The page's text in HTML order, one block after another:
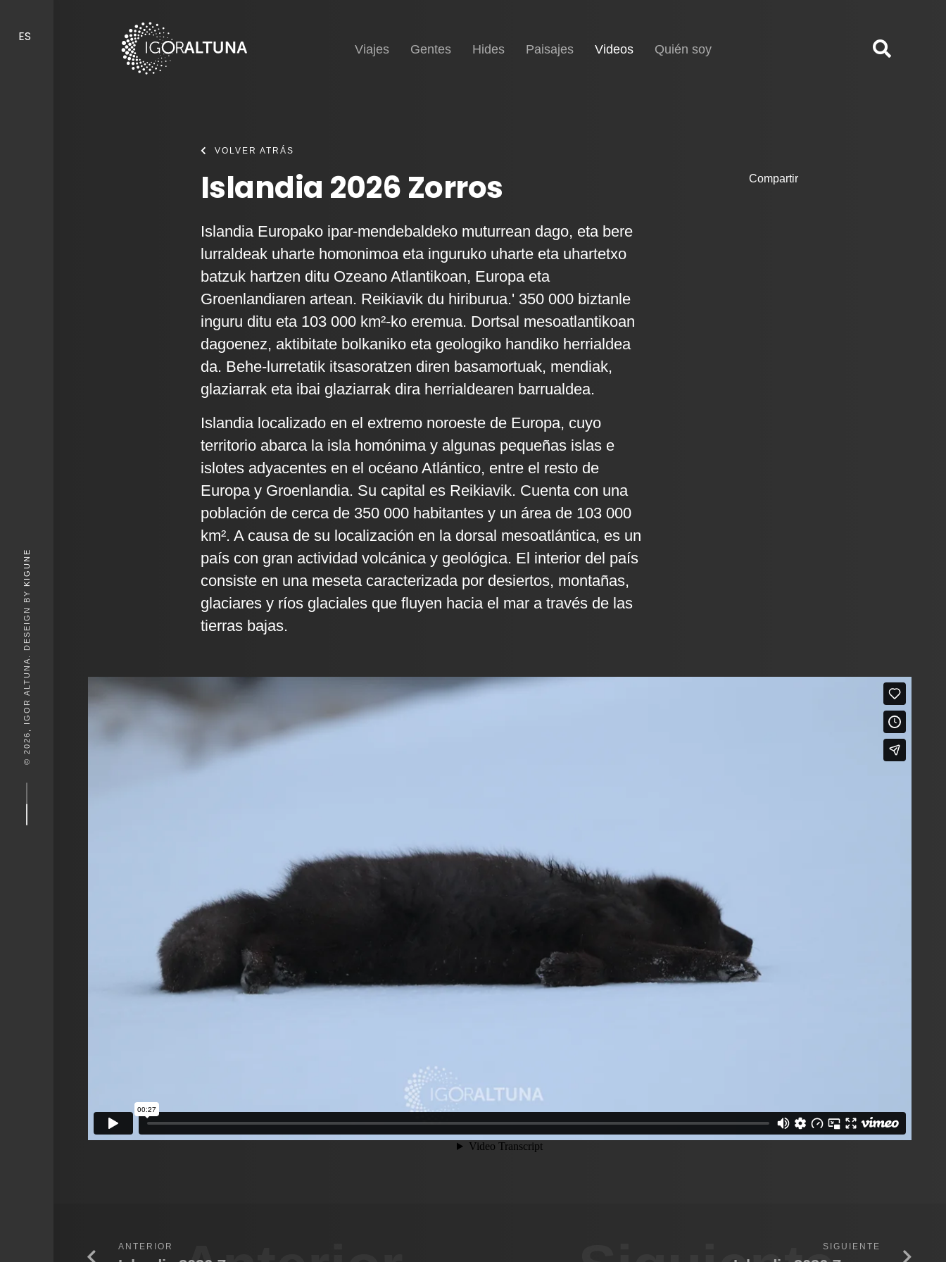
ES
© 2026, IGOR ALTUNA. DESEIGN BY
KIGUNE
Inicio
Viajes Gentes Hides Paisajes Videos(current)Quién soy
VOLVER ATRÁS
Islandia 2026 Zorros
Islandia Europako ipar-mendebaldeko muturrean dago, eta bere
lurraldeak uharte homonimoa eta inguruko uharte eta uhartetxo
batzuk hartzen ditu Ozeano Atlantikoan, Europa eta
Groenlandiaren artean. Reikiavik du hiriburua.' 350 000 biztanle
inguru ditu eta 103 000 km²-ko eremua. Dortsal mesoatlantikoan
dagoenez, aktibitate bolkaniko eta geologiko handiko herrialdea
da. Behe-lurretatik itsasoratzen diren basamortuak, mendiak,
glaziarrak eta ibai glaziarrak dira herrialdearen barrualdea.
Islandia localizado en el extremo noroeste de Europa, cuyo
territorio abarca la isla homónima y algunas pequeñas islas e
islotes adyacentes en el océano Atlántico, entre el resto de
Europa y Groenlandia. Su capital es Reikiavik. Cuenta con una
población de cerca de 350 000 habitantes y un área de 103 000
km². A causa de su localización en la dorsal mesoatlántica, es un
país con gran actividad volcánica y geológica. El interior del país
consiste en una meseta caracterizada por desiertos, montañas,
glaciares y ríos glaciales que fluyen hacia el mar a través de las
tierras bajas.
Compartir
ANTERIOR SIGUIENTE